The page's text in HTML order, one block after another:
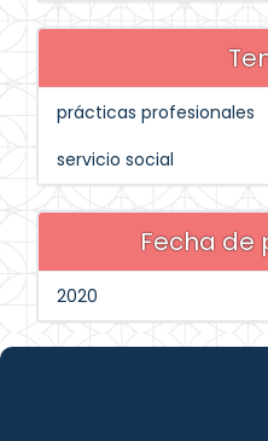
prácticas profesionales
servicio social
Fecha de
2020